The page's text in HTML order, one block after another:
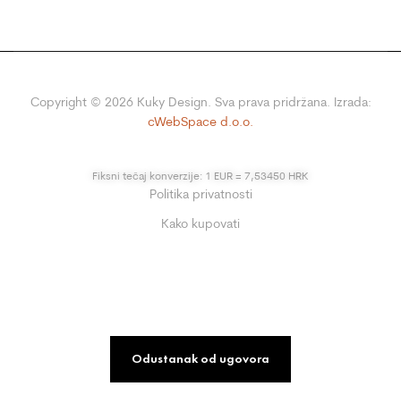
Copyright © 2026Kuky Design. Sva prava pridržana. Izrada:
cWebSpace d.o.o.
Fiksni tečaj konverzije: 1 EUR = 7,53450 HRK
Politika privatnosti
Kako kupovati
Odustanak od ugovora